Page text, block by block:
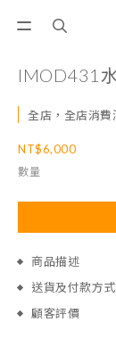
IMOD431
全店，全店消
NT$6,000
數量
商品描述
送貨及付款方式
顧客評價